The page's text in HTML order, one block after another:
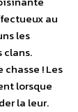
au
les
clans.
! Les
lorsque
la leur.